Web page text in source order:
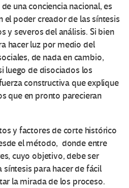
una conciencia nacional, es
el poder creador de las síntesis
y severos del análisis. Si bien
hacer luz por medio del
de nada en cambio,
luego de disociados los
constructiva que explique
que en pronto parecieran
y factores de corte histórico
el método, donde entre
cuyo objetivo, debe ser
síntesis para hacer de fácil
la mirada de los proceso.